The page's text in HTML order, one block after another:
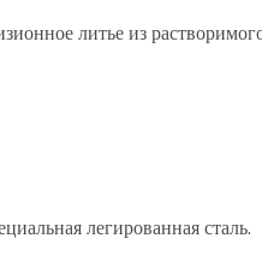
литье из
легированная сталь.